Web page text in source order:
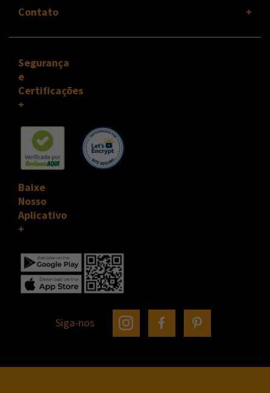
Contato
Segurança
e
Certificações
Baixe
Nosso
Aplicativo
Siga-nos